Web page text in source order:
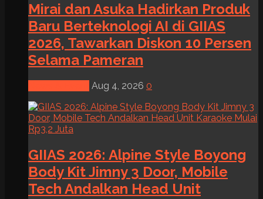
Mirai dan Asuka Hadirkan Produk
Baru Berteknologi AI di GIIAS
2026, Tawarkan Diskon 10 Persen
Selama Pameran
Aug 4, 2026 0
GIIAS 2026: Alpine Style Boyong
Body Kit Jimny 3 Door, Mobile
Tech Andalkan Head Unit